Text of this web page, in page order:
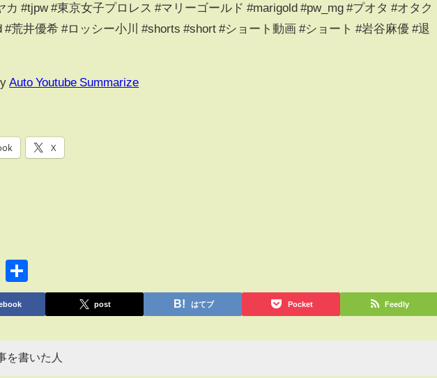
カ #tjpw #東京女子プロレス #マリーゴールド #marigold #pw_mg #プオタ #オタク
#荒井優希 #ロッシー小川 #shorts #short #ショート動画 #ショート #岩谷麻優 #退
Auto Youtube Summarize
X
X
有
post はてブ Pocket Feedly
を書いた人